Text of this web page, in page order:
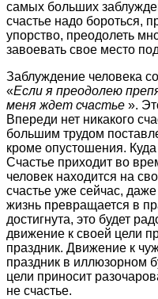
самых больших
счастье надо бороться,
упорство, преодолеть
завоевать свое место
Заблуждение человека
«Если я преодолею
меня ждет счастье ».
Впереди нет никакого
большим трудом
кроме опустошения.
Счастье приходит во
человек находится на
счастье уже сейчас,
жизнь превращается в
достигнута, это будет
движение к своей цели
праздник. Движение к
праздник в иллюзорном
цели приносит
не счастье.